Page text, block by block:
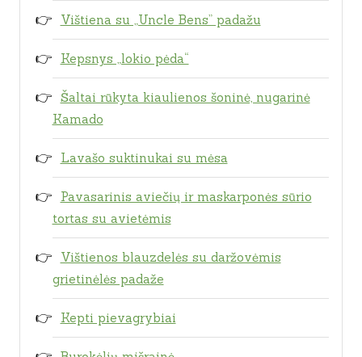
Vištiena su „Uncle Bens” padažu
Kepsnys „lokio pėda“
Šaltai rūkyta kiaulienos šoninė, nugarinė
Kamado
Lavašo suktinukai su mėsa
Pavasarinis aviečių ir maskarponės sūrio
tortas su avietėmis
Vištienos blauzdelės su daržovėmis
grietinėlės padaže
Kepti pievagrybiai